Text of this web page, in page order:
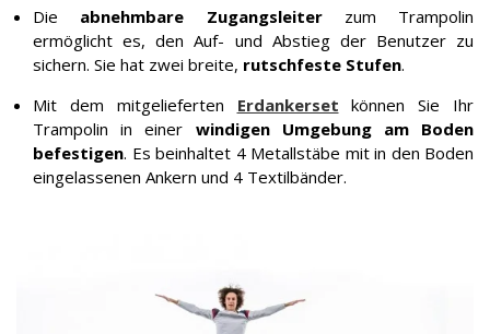
Die abnehmbare Zugangsleiter zum Trampolin
ermöglicht es, den Auf- und Abstieg der Benutzer zu
sichern. Sie hat zwei breite, rutschfeste Stufen.
Mit dem mitgelieferten Erdankerset können Sie Ihr
Trampolin in einer windigen Umgebung am Boden
befestigen. Es beinhaltet 4 Metallstäbe mit in den Boden
eingelassenen Ankern und 4 Textilbänder.